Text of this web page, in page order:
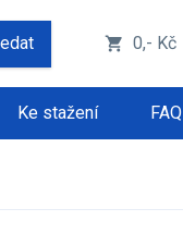
shopping_cart 0,- Kč
Ke stažení FAQ